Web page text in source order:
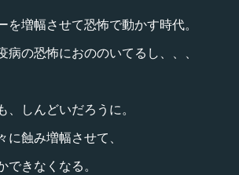
増幅させて恐怖で動かす時代。
の恐怖におののいてるし、、、
しんどいだろうに。
蝕み増幅させて、
きなくなる。